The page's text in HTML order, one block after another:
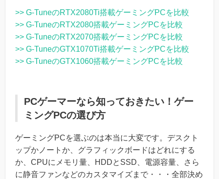
>> G-TuneのRTX2080Ti搭載ゲーミングPCを比較
>> G-TuneのRTX2080搭載ゲーミングPCを比較
>> G-TuneのRTX2070搭載ゲーミングPCを比較
>> G-TuneのGTX1070Ti搭載ゲーミングPCを比較
>> G-TuneのGTX1060搭載ゲーミングPCを比較
PCゲーマーなら知っておきたい！ゲー
ミングPCの選び方
ゲーミングPCを選ぶのは本当に大変です。デスクト
ップかノートか、グラフィックボードはどれにする
か、CPUにメモリ量、HDDとSSD、電源容量、さら
に静音ファンなどのカスタマイズまで・・・全部決め